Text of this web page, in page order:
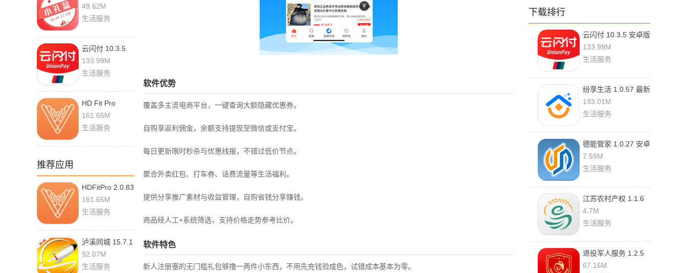
最新版
49.62M
生活服务
云闪付 10.3.5
安卓版
133.99M
生活服务
HD Fit Pro
2.0.83 手机版
161.65M
生活服务
推荐应用
HDFitPro 2.0.83
最新版
161.65M
生活服务
泸溪同城 15.7.1
最新版
92.07M
生活服务
软件优势
覆盖多主流电商平台，一键查询大额隐藏优惠券。
自购享返利佣金，余额支持提现至微信或支付宝。
每日更新限时秒杀与优惠线报，不错过低价节点。
聚合外卖红包、打车券、话费流量等生活福利。
提供分享推广素材与收益管理，自购省钱分享赚钱。
商品经人工+系统筛选，支持价格走势参考比价。
软件特色
新人注册塞的无门槛礼包够撸一两件小东西，不用先充钱验成色，试错成本基本为零。
下载排行
云闪付 10.3.5 安卓版
133.99M
生活服务
纷享生活 1.0.57 最新
版
193.01M
生活服务
德能管家 1.0.27 安卓
版
7.59M
生活服务
江苏农村产权 1.1.6
手机版
4.7M
生活服务
退役军人服务 1.2.5
官方版
67.16M